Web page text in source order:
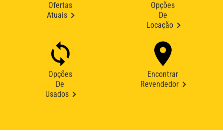
Ofertas
Atuais
Opções
De
Locação
Opções
De
Usados
Encontrar
Revendedor